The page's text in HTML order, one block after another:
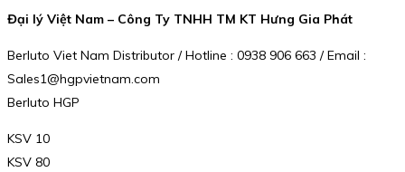
Đại lý Việt Nam – Công Ty TNHH TM KT Hưng Gia Phát
Berluto Viet Nam Distributor / Hotline : 0938 906 663 / Email :
Sales1@hgpvietnam.com
Berluto HGP
KSV 10
KSV 80